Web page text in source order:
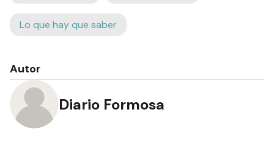
Lo que hay que saber
Autor
Diario Formosa